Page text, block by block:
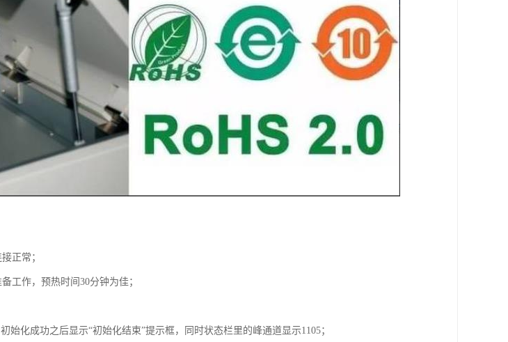
正常；
工作，预热时间30分钟为佳；
始化成功之后显示“初始化结束”提示框，同时状态栏里的峰通道显示1105；